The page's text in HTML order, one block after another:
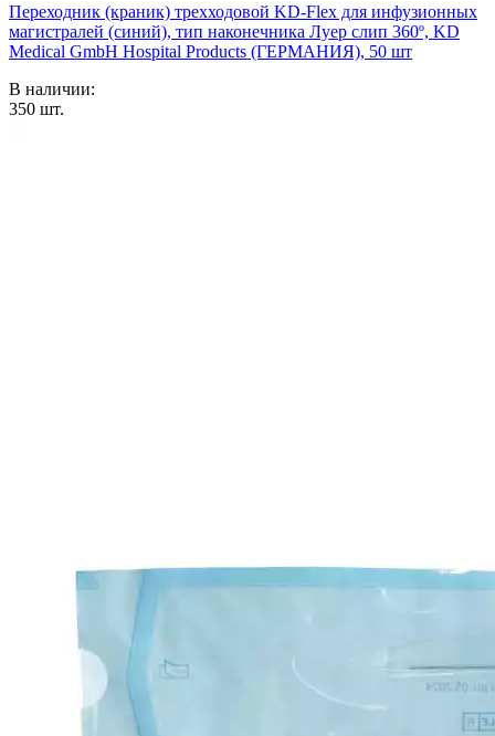
Переходник (краник) трехходовой KD-Flex для инфузионных
магистралей (синий), тип наконечника Луер слип 360º, KD
Medical GmbH Hospital Products (ГЕРМАНИЯ), 50 шт
В наличии:
350 шт.